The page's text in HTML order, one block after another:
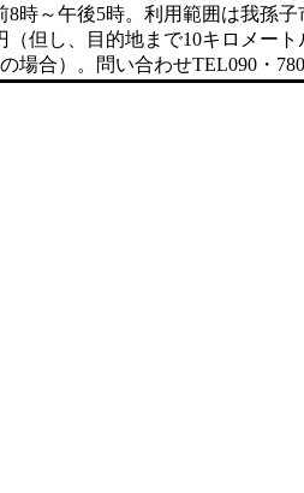
8時～午後5時。利用範囲は我孫子
（但し、目的地まで10キロメート
場合）。問い合わせTEL090・